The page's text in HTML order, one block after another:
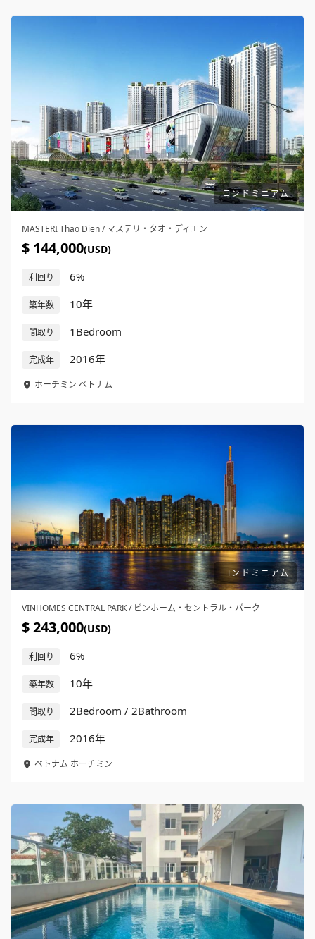
コンドミニアム
MASTERI Thao Dien / マステリ・タオ・ディエン
$ 144,000(USD)
利回り 6%
築年数 10年
間取り 1Bedroom
完成年 2016年
ホーチミン ベトナム
コンドミニアム
VINHOMES CENTRAL PARK / ビンホーム・セントラル・パーク
$ 243,000(USD)
利回り 6%
築年数 10年
間取り 2Bedroom / 2Bathroom
完成年 2016年
ベトナム ホーチミン